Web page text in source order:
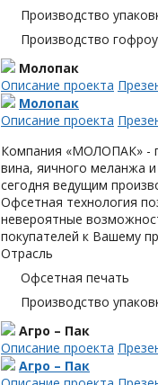
Производство
Производство
Молопак
Описание проекта
Молопак
Описание проекта
Компания «МОЛОПАК» -
вина, яичного меланжа
сегодня ведущим
Офсетная технология
невероятные
покупателей к Вашему
Отрасль
Офсетная печать
Производство
Агро – Пак
Описание проекта
Агро – Пак